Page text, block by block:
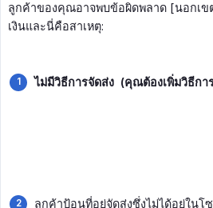
ลูกค้าของคุณอาจพบข้อผิดพลาด [นอกเข
เงินและนี่คือสาเหตุ:
ไม่มีวิธีการจัดส่ง  (คุณต้องเพิ่มวิธีกา
ลูกค้าป้อนที่อยู่จัดส่งซึ่งไม่ได้อยู่ใน